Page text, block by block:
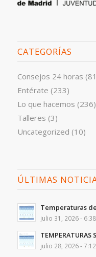
CATEGORÍAS
Consejos 24 horas
Entérate (233)
Lo que hacemos (236)
Talleres (3)
Uncategorized (10)
ÚLTIMAS
Temperaturas
julio 31, 2026 -
julio 28, 2026 -